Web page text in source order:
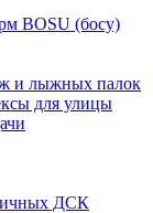
BOSU (босу)
и лыжных палок
для улицы
ДСК